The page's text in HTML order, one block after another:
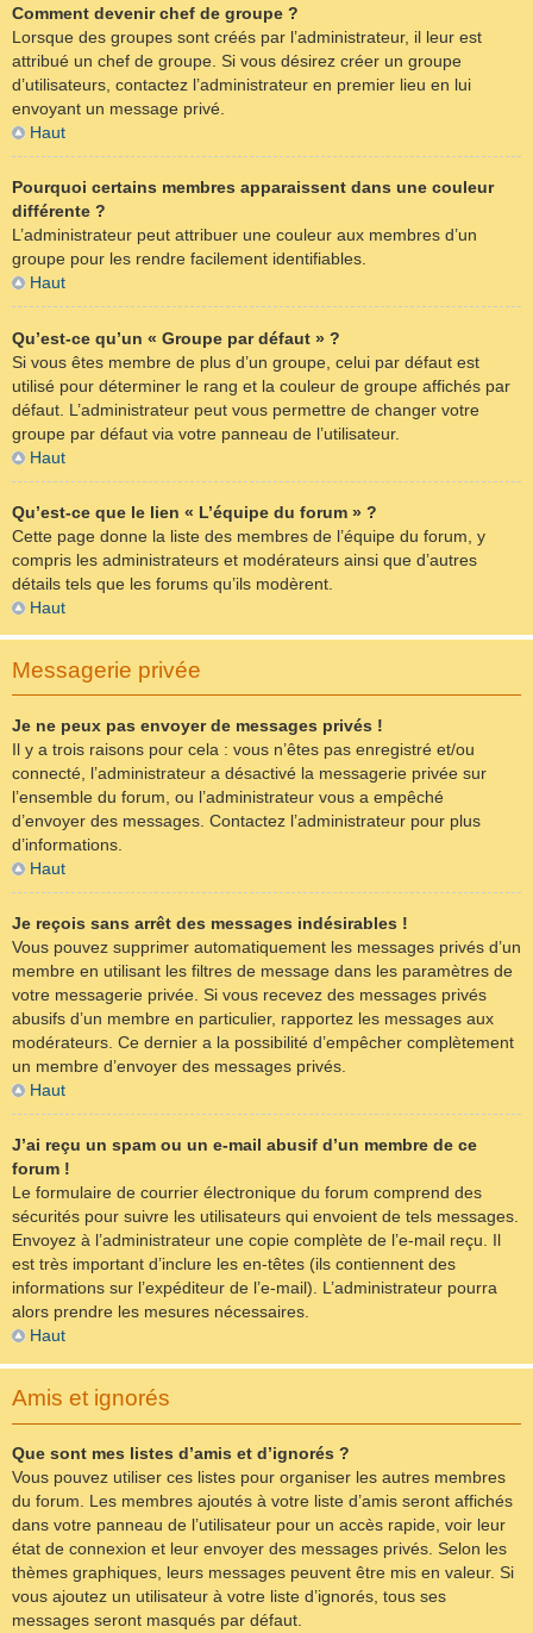
Comment devenir chef de groupe ?
Lorsque des groupes sont créés par l’administrateur, il leur est
attribué un chef de groupe. Si vous désirez créer un groupe
d’utilisateurs, contactez l’administrateur en premier lieu en lui
envoyant un message privé.
Haut
Pourquoi certains membres apparaissent dans une couleur
différente ?
L’administrateur peut attribuer une couleur aux membres d’un
groupe pour les rendre facilement identifiables.
Haut
Qu’est-ce qu’un « Groupe par défaut » ?
Si vous êtes membre de plus d’un groupe, celui par défaut est
utilisé pour déterminer le rang et la couleur de groupe affichés par
défaut. L’administrateur peut vous permettre de changer votre
groupe par défaut via votre panneau de l’utilisateur.
Haut
Qu’est-ce que le lien « L’équipe du forum » ?
Cette page donne la liste des membres de l’équipe du forum, y
compris les administrateurs et modérateurs ainsi que d’autres
détails tels que les forums qu’ils modèrent.
Haut
Messagerie privée
Je ne peux pas envoyer de messages privés !
Il y a trois raisons pour cela : vous n’êtes pas enregistré et/ou
connecté, l’administrateur a désactivé la messagerie privée sur
l’ensemble du forum, ou l’administrateur vous a empêché
d’envoyer des messages. Contactez l’administrateur pour plus
d’informations.
Haut
Je reçois sans arrêt des messages indésirables !
Vous pouvez supprimer automatiquement les messages privés d’un
membre en utilisant les filtres de message dans les paramètres de
votre messagerie privée. Si vous recevez des messages privés
abusifs d’un membre en particulier, rapportez les messages aux
modérateurs. Ce dernier a la possibilité d’empêcher complètement
un membre d’envoyer des messages privés.
Haut
J’ai reçu un spam ou un e-mail abusif d’un membre de ce
forum !
Le formulaire de courrier électronique du forum comprend des
sécurités pour suivre les utilisateurs qui envoient de tels messages.
Envoyez à l’administrateur une copie complète de l’e-mail reçu. Il
est très important d’inclure les en-têtes (ils contiennent des
informations sur l’expéditeur de l’e-mail). L’administrateur pourra
alors prendre les mesures nécessaires.
Haut
Amis et ignorés
Que sont mes listes d’amis et d’ignorés ?
Vous pouvez utiliser ces listes pour organiser les autres membres
du forum. Les membres ajoutés à votre liste d’amis seront affichés
dans votre panneau de l’utilisateur pour un accès rapide, voir leur
état de connexion et leur envoyer des messages privés. Selon les
thèmes graphiques, leurs messages peuvent être mis en valeur. Si
vous ajoutez un utilisateur à votre liste d’ignorés, tous ses
messages seront masqués par défaut.